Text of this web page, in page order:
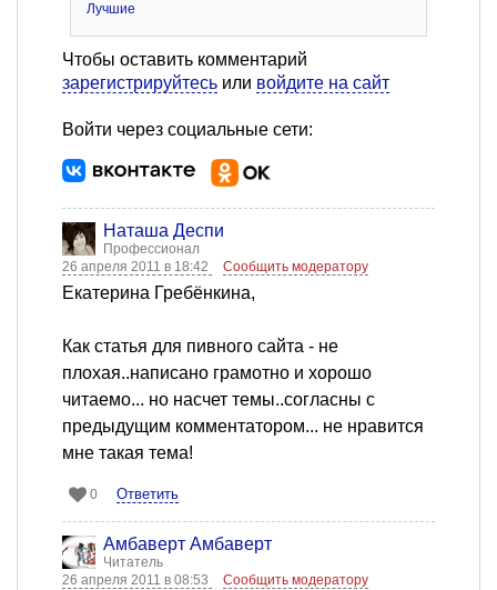
Лучшие
Чтобы оставить комментарий
зарегистрируйтесь или войдите на сайт
Войти через социальные сети:
Наташа Деспи
Профессионал
26 апреля 2011 в 18:42
Сообщить модератору
Екатерина Гребёнкина,
Как статья для пивного сайта - не
плохая..написано грамотно и хорошо
читаемо... но насчет темы..согласны с
предыдущим комментатором... не нравится
мне такая тема!
0 Ответить
Амбаверт Амбаверт
Читатель
26 апреля 2011 в 08:53
Сообщить модератору